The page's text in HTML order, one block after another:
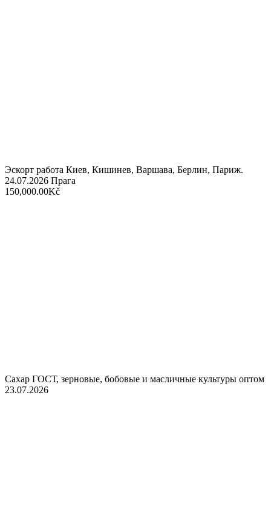
Эскорт работа Киев, Кишинев, Варшава, Берлин, Париж.
24.07.2026 Прага
150,000.00Kč
Сахар ГОСТ, зерновые, бобовые и масличные культуры оптом
23.07.2026